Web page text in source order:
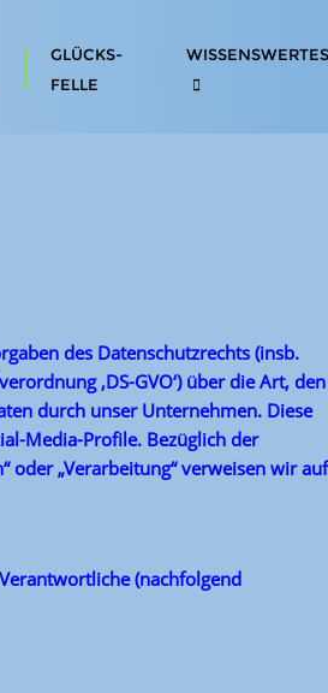
GLÜCKS-
FELLE
WISSENSWERTES
des Datenschutzrechts (insb.
‚DS-GVO‘) über die Art, den
durch unser Unternehmen. Diese
Media-Profile. Bezüglich der
oder „Verarbeitung“ verweisen wir auf
(nachfolgend